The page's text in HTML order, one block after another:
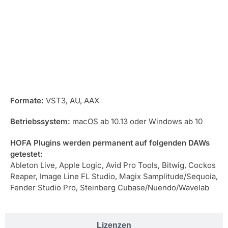
Lizenzen
Formate: VST3, AU, AAX
Betriebssystem: macOS ab 10.13 oder Windows ab 10
HOFA Plugins werden permanent auf folgenden DAWs
getestet:
Ableton Live, Apple Logic, Avid Pro Tools, Bitwig, Cockos
Reaper, Image Line FL Studio, Magix Samplitude/Sequoia,
Fender Studio Pro, Steinberg Cubase/Nuendo/Wavelab